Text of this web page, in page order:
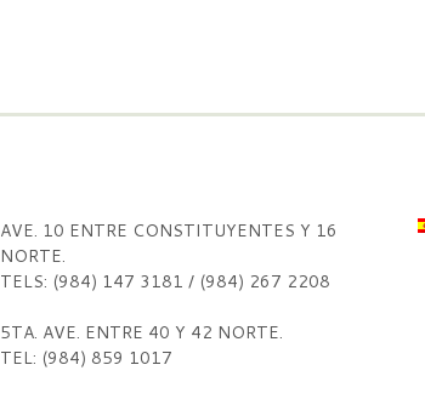
AVE. 10 ENTRE CONSTITUYENTES Y 16
NORTE.
TELS: (984) 147 3181 / (984) 267 2208
5TA. AVE. ENTRE 40 Y 42 NORTE.
TEL: (984) 859 1017